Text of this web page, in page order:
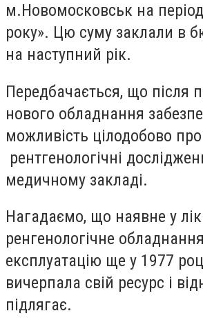
м.Новомосковськ на
року». Цю суму заклали в
на наступний рік.
Передбачається, що після
нового обладнання
можливість цілодобово
рентгенологічні
медичному закладі.
Нагадаємо, що наявне у
ренгенологічне
експлуатацію ще у 1977
вичерпала свій ресурс і
підлягає.